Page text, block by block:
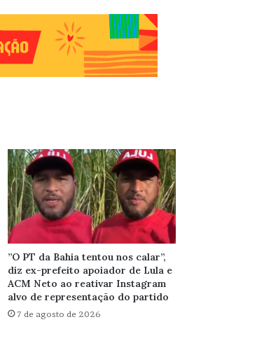
”O PT da Bahia tentou nos calar”,
diz ex-prefeito apoiador de Lula e
ACM Neto ao reativar Instagram
alvo de representação do partido
7 de agosto de 2026